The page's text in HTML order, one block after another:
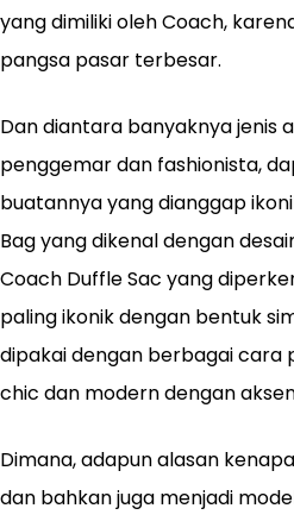
yang dimiliki oleh Coach,
pangsa pasar terbesar.
Dan diantara banyaknya jenis
penggemar dan fashionista,
buatannya yang dianggap
Bag yang dikenal dengan
Coach Duffle Sac yang
paling ikonik dengan bentuk
dipakai dengan berbagai cara
chic dan modern dengan
Dimana, adapun alasan
dan bahkan juga menjadi